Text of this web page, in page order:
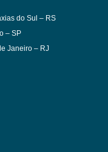
do Sul – RS
– SP
Janeiro – RJ